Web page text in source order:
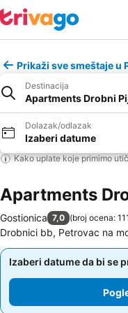
Prikaži sve smeštaje u
Destinacija
Apartments Drobni
Dolazak/odlazak
Izaberi datume
Kako uplate koje primimo
Apartments
Gostionica 7,0 (broj ocena: 111
Drobnici bb, Petrovac na
Izaberi datume da bi se
Izaberi datume da bi se